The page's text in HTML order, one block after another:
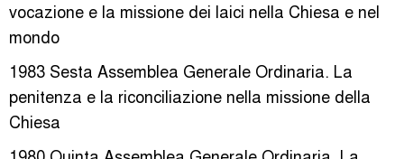
vocazione e la missione dei laici nella Chiesa e nel
mondo
1983 Sesta Assemblea Generale Ordinaria. La
penitenza e la riconciliazione nella missione della
Chiesa